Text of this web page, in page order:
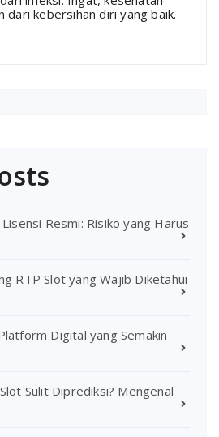
dari kebersihan diri yang baik.
Resmi: Risiko yang Harus
RTP Slot yang Wajib Diketahui
Digital yang Semakin
Sulit Diprediksi? Mengenal